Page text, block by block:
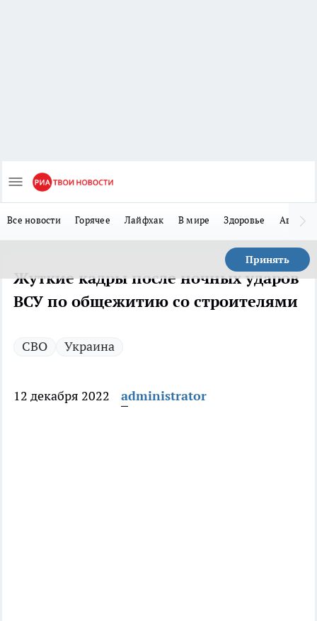
Все новости Горячее Лайфхак В мире Здоровье Авто
Принять
Жуткие кадры после ночных ударов
ВСУ по общежитию со строителями
СВО Украина
12 декабря 2022 administrator